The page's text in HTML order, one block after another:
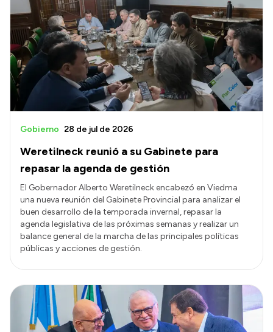
Weretilneck reunió a su Gabinete para
repasar la agenda de gestión
Gobierno 28 de jul de 2026
El Gobernador Alberto Weretilneck encabezó en Viedma
una nueva reunión del Gabinete Provincial para analizar el
buen desarrollo de la temporada invernal, repasar la
agenda legislativa de las próximas semanas y realizar un
balance general de la marcha de las principales políticas
públicas y acciones de gestión.